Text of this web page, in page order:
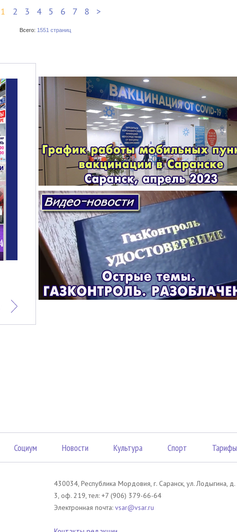
1 2 3 4 5 6 7 8 >
Всего: 1551 страниц
Социум Новости Культура Спорт Тарифы
430034, Республика Мордовия, г. Саранск, ул. Лодыгина, д.
3, оф. 219, тел: +7 (906) 379-66-64
Электронная почта: vsar@vsar.ru